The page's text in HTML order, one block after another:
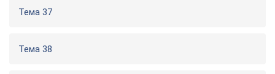
Тема 37
Тема 38